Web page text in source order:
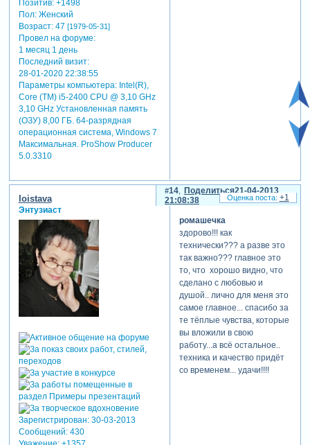
Позитив: +1498
Пол:Женский
Возраст:47 [1979-05-31]
Провел на форуме:
1 месяц 1 день
Последний визит:
28-01-2020 22:38:55
Параметры компьютера:Intel(R),
Core (TM) i5-2400 CPU @ 3,10 GHz
3,10 GHz Установленная память
(ОЗУ) 8,00 ГБ. 64-разрядная
операционная система, Windows 7
Максимальная. ProShow Producer
5.0.3310
Поделиться
14
21-04-2013
21:08:38
loistava
Энтузиаст
Зарегистрирован: 30-03-2013
Сообщений:430
ромашечка
здорово!!! как
технически??? а разве это
так важно??? главное это
то, что хорошо видно, что
сделано с любовью и
душой.. лично для меня это
самое главное... спасибо за
те тёплые чувства, которые
вы вложили в свою
работу...а всё остальное..
техника и качество придёт
со временем... удачи!!!!
+1